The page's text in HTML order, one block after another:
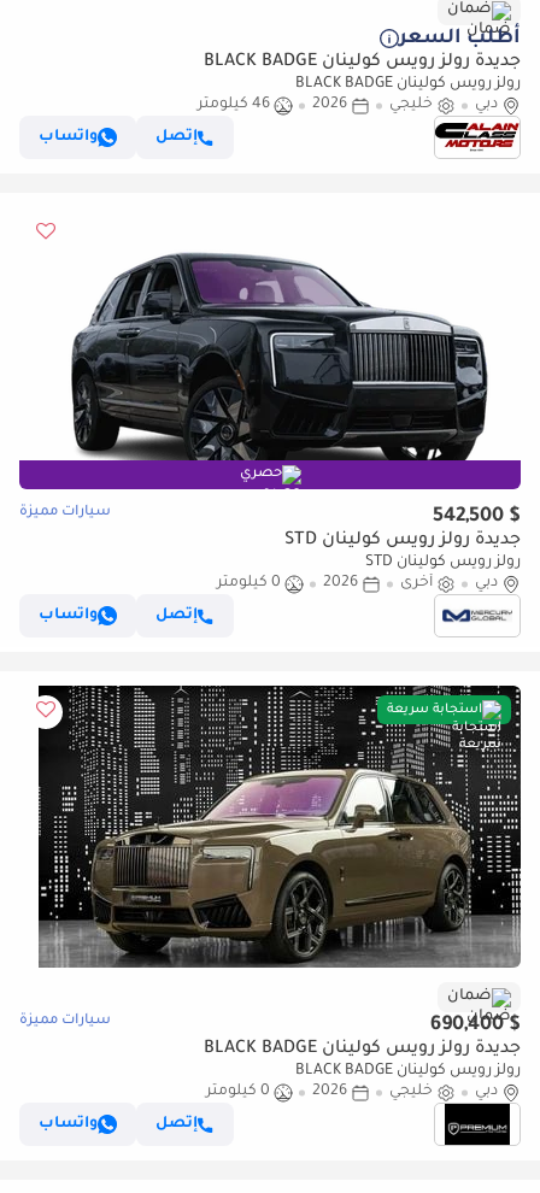
ضمان
أطلب السعر
جديدة رولز رويس كولينان BLACK BADGE
رولز رويس كولينان BLACK BADGE
دبي
خليجي 2026
46 كيلومتر
إتصل
واتساب
حصري
$ 542,500 سيارات مميزة
جديدة رولز رويس كولينان STD
رولز رويس كولينان STD
دبي
أخرى 2026
0 كيلومتر
إتصل
واتساب
استجابة سريعة
ضمان
$ 690,400 سيارات مميزة
جديدة رولز رويس كولينان BLACK BADGE
رولز رويس كولينان BLACK BADGE
دبي
خليجي 2026
0 كيلومتر
إتصل
واتساب